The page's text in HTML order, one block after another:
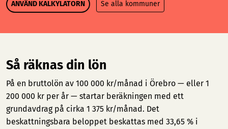
ANVÄND KALKYLATORN Se alla kommuner
Så räknas din lön
På en bruttolön av 100 000 kr/månad i Örebro — eller 1
200 000 kr per år — startar beräkningen med ett
grundavdrag på cirka 1 375 kr/månad. Det
beskattningsbara beloppet beskattas med 33,65 % i